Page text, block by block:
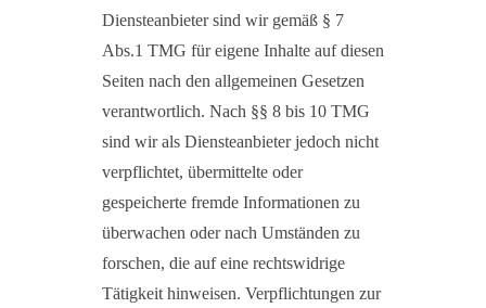
Diensteanbieter sind wir gemäß § 7
Abs.1 TMG für eigene Inhalte auf diesen
Seiten nach den allgemeinen Gesetzen
verantwortlich. Nach §§ 8 bis 10 TMG
sind wir als Diensteanbieter jedoch nicht
verpflichtet, übermittelte oder
gespeicherte fremde Informationen zu
überwachen oder nach Umständen zu
forschen, die auf eine rechtswidrige
Tätigkeit hinweisen. Verpflichtungen zur